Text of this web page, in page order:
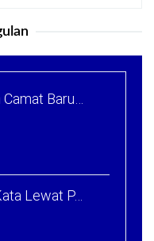
Baru…
Lewat P…